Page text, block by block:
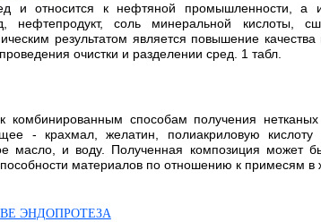
и относится к нефтяной промышленности, а
нефтепродукт, соль минеральной кислоты,
результатом является повышение
очистки и разделении сред. 1 табл.
комбинированным способам получения
- крахмал, желатин, полиакриловую
масло, и воду. Полученная композиция может
материалов по отношению к примесям в
ЭНДОПРОТЕЗА